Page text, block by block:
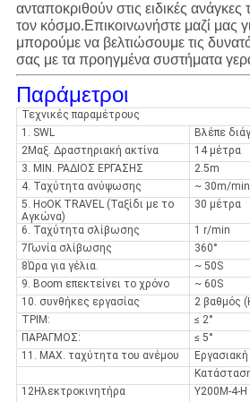
ανταποκριθούν στις ειδικές
τον κόσμο.Επικοινωνήστε μαζί μας
μπορούμε να βελτιώσουμε τις
σας με τα προηγμένα συστήματα
Παράμετροι
Τεχνικές παραμέτρους
1. SWL
Βλέπε
2Μαξ. Δραστηριακή ακτίνα
14 μέτρα
3. MIN. ΡΑΔΙΟΣ ΕΡΓΑΣΗΣ
2.5m
4. Ταχύτητα ανύψωσης
~ 30m/min
5. HoOK TRAVEL (Ταξίδι με το
Αγκώνα)
30 μέτρα
6. Ταχύτητα σλίβωσης
1 r/min
7Γωνία σλίβωσης
360°
8Ώρα για γέλια.
~ 50S
9. Boom επεκτείνει το χρόνο
~ 60S
10. συνθήκες εργασίας
2 βαθμός
ΤΡΙΜ:
≤ 2°
ΠΑΡΑΓΜΟΣ:
≤ 5°
11. MAX. ταχύτητα του ανέμου
12Ηλεκτροκινητήρα
Y200M-4-H